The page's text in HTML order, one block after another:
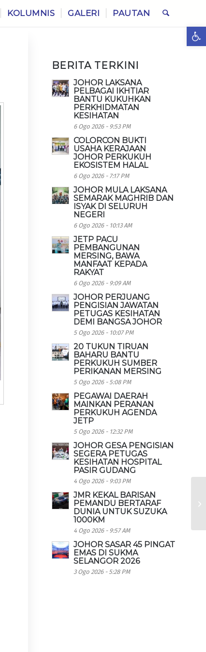
KOLUMNIS GALERI PAUTAN
BERITA TERKINI
JOHOR LAKSANA
PELBAGAI IKHTIAR
BANTU KUKUHKAN
PERKHIDMATAN
KESIHATAN
6 Ogo 2026 - 9:53 PM
COLORCON BUKTI
USAHA KERAJAAN
JOHOR PERKUKUH
EKOSISTEM HALAL
6 Ogo 2026 - 7:17 PM
JOHOR MULA LAKSANA
SEMARAK MAGHRIB DAN
ISYAK DI SELURUH
NEGERI
6 Ogo 2026 - 10:13 AM
JETP PACU
PEMBANGUNAN
MERSING, BAWA
MANFAAT KEPADA
RAKYAT
6 Ogo 2026 - 9:09 AM
JOHOR PERJUANG
PENGISIAN JAWATAN
PETUGAS KESIHATAN
DEMI BANGSA JOHOR
5 Ogo 2026 - 10:07 PM
20 TUKUN TIRUAN
BAHARU BANTU
PERKUKUH SUMBER
PERIKANAN MERSING
5 Ogo 2026 - 5:08 PM
PEGAWAI DAERAH
MAINKAN PERANAN
PERKUKUH AGENDA
JETP
5 Ogo 2026 - 12:32 PM
JOHOR GESA PENGISIAN
SEGERA PETUGAS
KESIHATAN HOSPITAL
PASIR GUDANG
4 Ogo 2026 - 9:03 PM
JMR KEKAL BARISAN
PEMANDU BERTARAF
DUNIA UNTUK SUZUKA
1000KM
4 Ogo 2026 - 9:57 AM
JOHOR SASAR 45 PINGAT
EMAS DI SUKMA
SELANGOR 2026
3 Ogo 2026 - 5:28 PM